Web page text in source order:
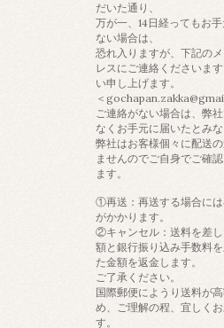
だいた通り、
万が一、14日経ってもお
ない場合は、
恐れ入りますが、下記の
レスにご連絡くださいま
い申し上げます。
＜
ご連絡がない場合は、弊
なくお手元に届いたとみな
弊社はお客様個々に配送
ませんのでご自身でご確
ます。
①再送：再送する場合に
がかかります。
②キャンセル：送料を差
額と銀行振り込み手数料
た金額を返金します。
ご了承ください。
国際郵便にようり送料が
め、ご理解の程、宜しくお
す。